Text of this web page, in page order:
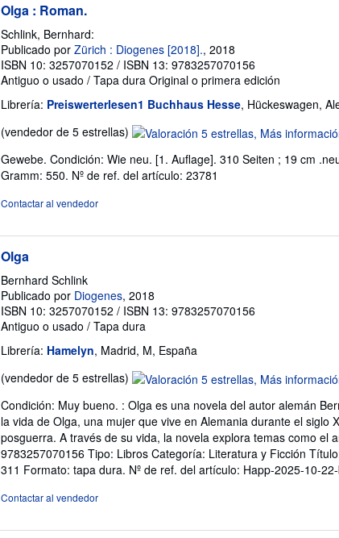
Olga : Roman.
Schlink, Bernhard:
Publicado por Zürich : Diogenes [2018]., 2018
ISBN 10: 3257070152 / ISBN 13: 9783257070156
Antiguo o usado / Tapa dura Original o primera edición
Librería: Preiswerterlesen1 Buchhaus Hesse, Hückeswagen,
(vendedor de 5 estrellas) Calificación
vendedor:
5
Gewebe. Condición: Wie neu. [1. Auflage]. 310 Seiten ; 19 cm
Gramm: 550. Nº de ref. del artículo: 23781
Contactar al vendedor
Olga
Bernhard Schlink
Publicado por Diogenes, 2018
ISBN 10: 3257070152 / ISBN 13: 9783257070156
Antiguo o usado / Tapa dura
Librería: Hamelyn, Madrid, M, España
(vendedor de 5 estrellas) Calificación
vendedor:
5
de
5
estrellas
Condición: Muy bueno. : Olga es una novela del autor alemán
la vida de Olga, una mujer que vive en Alemania durante el
posguerra. A través de su vida, la novela explora temas como el
9783257070156 Tipo: Libros Categoría: Literatura y Ficción
311 Formato: tapa dura. Nº de ref. del artículo: Happ-2025-10-
Contactar al vendedor